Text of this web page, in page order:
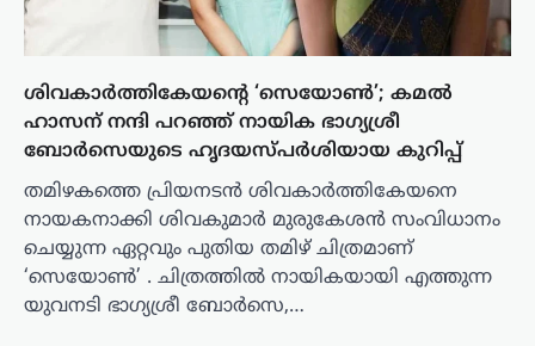
ശിവകാർത്തികേയന്റെ ‘സെയോൺ’; കമൽ
ഹാസന് നന്ദി പറഞ്ഞ് നായിക ഭാഗ്യശ്രീ
ബോർസെയുടെ ഹൃദയസ്പർശിയായ കുറിപ്പ്
തമിഴകത്തെ പ്രിയനടൻ ശിവകാർത്തികേയനെ
നായകനാക്കി ശിവകുമാർ മുരുകേശൻ സംവിധാനം
ചെയ്യുന്ന ഏറ്റവും പുതിയ തമിഴ് ചിത്രമാണ്
‘സെയോൺ’ . ചിത്രത്തിൽ നായികയായി എത്തുന്ന
യുവനടി ഭാഗ്യശ്രീ ബോർസെ,…